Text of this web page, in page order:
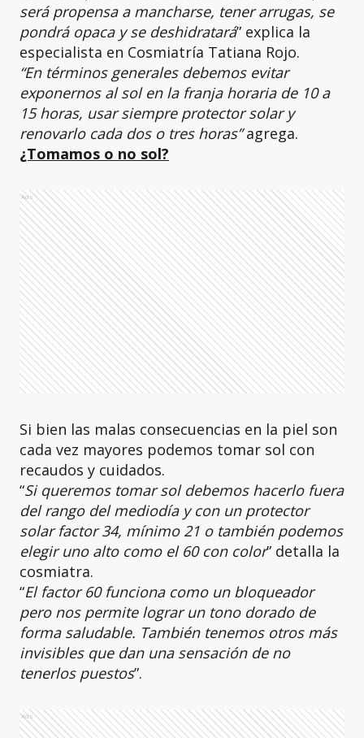
será propensa a mancharse, tener arrugas, se
pondrá opaca y se deshidratará” explica la
especialista en Cosmiatría Tatiana Rojo.
“En términos generales debemos evitar
exponernos al sol en la franja horaria de 10 a
15 horas, usar siempre protector solar y
renovarlo cada dos o tres horas”agrega.
¿Tomamos o no sol?
Ads
Si bien las malas consecuencias en la piel son
cada vez mayores podemos tomar sol con
recaudos y cuidados.
“Si queremos tomar sol debemos hacerlo fuera
del rango del mediodía y con un protector
solar factor 34, mínimo 21 o también podemos
elegir uno alto como el 60 con color” detalla la
cosmiatra.
“El factor 60 funciona como un bloqueador
pero nos permite lograr un tono dorado de
forma saludable. También tenemos otros más
invisibles que dan una sensación de no
tenerlos puestos”.
Ads